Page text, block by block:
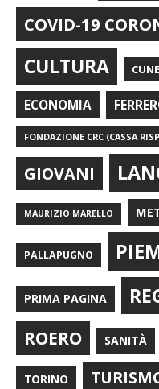
COVID-19
CULTURA
ECONOMIA
FONDAZIONE CRC (CASSA
GIOVANI
MAURIZIO MARELLO
PALLAPUGNO
PRIMA PAGINA
ROERO SANITÀ
TORINO